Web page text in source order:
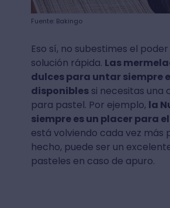
Fuente: Bakingo
Eso sí, no subestimes el
solución rápida. Las
dulces para untar siempre
disponiblessi necesitas una
para pastel. Por ejemplo, la
siempre es un placer para
está volviendo cada vez más
hecho, puede ser un
pasteles en caso de apuro.